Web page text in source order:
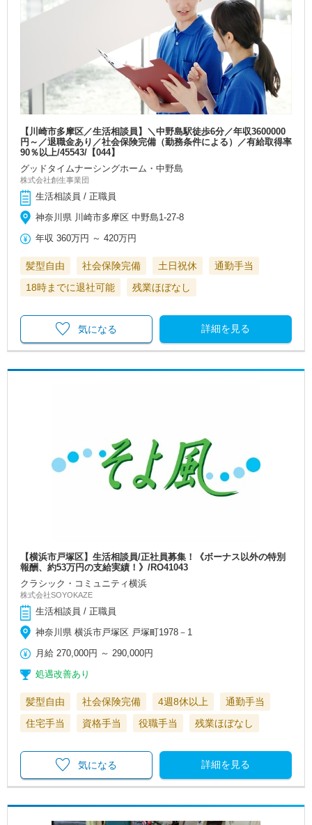
【川崎市多摩区／生活相談員】＼中野島駅徒歩6分／年収3600000
円～／退職金あり／社会保険完備（勤務条件による）／有給取得率
90％以上/45543/【044】
グッドタイムナーシングホーム・中野島
株式会社創生事業団
生活相談員 / 正職員
神奈川県 川崎市多摩区 中野島1-27-8
年収 360万円 ～420万円
髪型自由 社会保険完備 土日祝休
通勤手当
18時までに退社可能
残業ほぼなし
詳細を見る
気になる
【横浜市戸塚区】生活相談員/正社員募集！《ボーナス以外の特別
報酬、約53万円の支給実績！》/RO41043
クラシック・コミュニティ横浜
株式会社SOYOKAZE
生活相談員 / 正職員
神奈川県 横浜市戸塚区 戸塚町1978－1
月給 270,000円 ～ 290,000円
処遇改善あり
髪型自由 社会保険完備 4週8休以上
通勤手当
住宅手当
資格手当 役職手当 残業ほぼなし
詳細を見る
気になる